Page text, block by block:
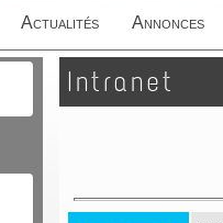
Actualités Annonces
Intranet